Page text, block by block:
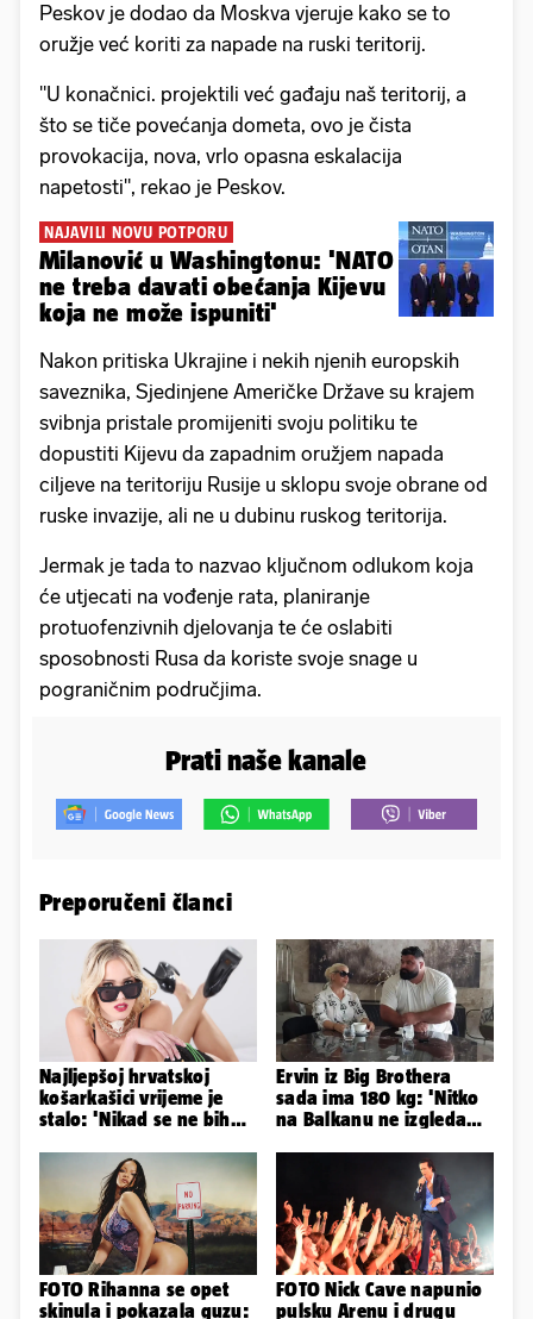
Peskov je dodao da Moskva vjeruje kako se to
oružje već koriti za napade na ruski teritorij.
"U konačnici. projektili već gađaju naš teritorij, a
što se tiče povećanja dometa, ovo je čista
provokacija, nova, vrlo opasna eskalacija
napetosti", rekao je Peskov.
NAJAVILI NOVU POTPORU
Milanović u Washingtonu: 'NATO
ne treba davati obećanja Kijevu
koja ne može ispuniti'
Nakon pritiska Ukrajine i nekih njenih europskih
saveznika, Sjedinjene Američke Države su krajem
svibnja pristale promijeniti svoju politiku te
dopustiti Kijevu da zapadnim oružjem napada
ciljeve na teritoriju Rusije u sklopu svoje obrane od
ruske invazije, ali ne u dubinu ruskog teritorija.
Jermak je tada to nazvao ključnom odlukom koja
će utjecati na vođenje rata, planiranje
protuofenzivnih djelovanja te će oslabiti
sposobnosti Rusa da koriste svoje snage u
pograničnim područjima.
Prati naše kanale
Preporučeni članci
Najljepšoj hrvatskoj
košarkašici vrijeme je
stalo: 'Nikad se ne bih
Playboy...'
Ervin iz Big Brothera
sada ima 180 kg: 'Nitko
na Balkanu ne izgleda
FOTO Rihanna se opet
skinula i pokazala guzu:
FOTO Nick Cave napunio
pulsku Arenu i drugu